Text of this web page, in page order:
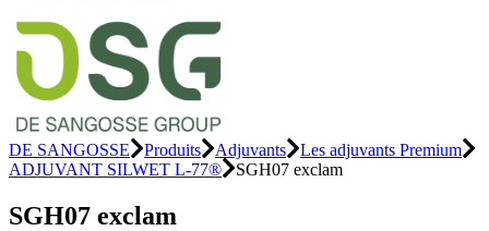
DE SANGOSSE Produits Adjuvants
Les adjuvants Premium
ADJUVANT SILWET L-77®
SGH07 exclam
SGH07 exclam